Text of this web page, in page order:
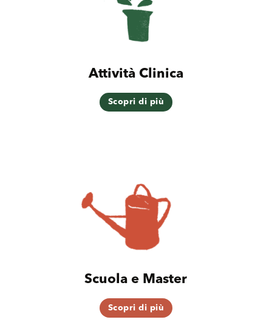
Attività Clinica
Scopri di più
Scuola e Master
Scopri di più